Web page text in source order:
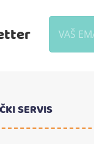
SERVIS